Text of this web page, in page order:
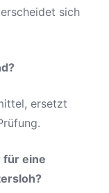
sich
ersetzt
für eine